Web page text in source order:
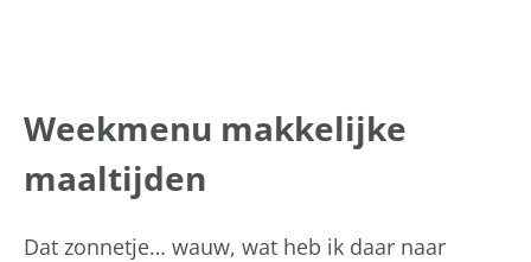
Weekmenu makkelijke
maaltijden
Dat zonnetje… wauw, wat heb ik daar naar